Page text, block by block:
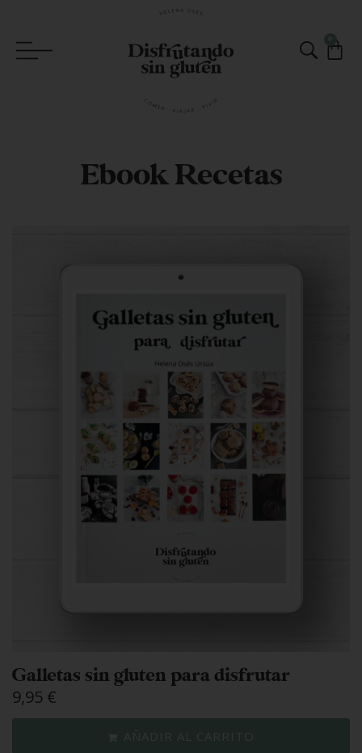
Ebook Recetas
Galletas sin gluten para disfrutar
9,95 €
AÑADIR AL CARRITO